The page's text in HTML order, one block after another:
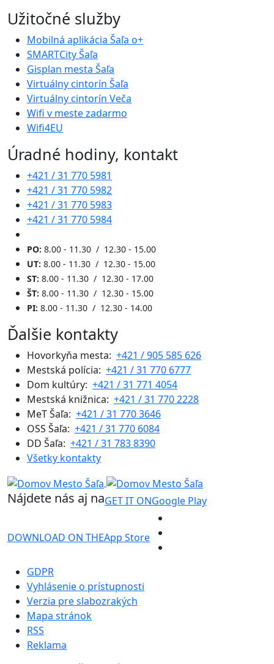
Užitočné služby
Mobilná aplikácia Šaľa o+
SMARTCity Šaľa
Gisplan mesta Šaľa
Virtuálny cintorín Šaľa
Virtuálny cintorín Veča
Wifi v meste zadarmo
Wifi4EU
Úradné hodiny, kontakt
+421 / 31 770 5981
+421 / 31 770 5982
+421 / 31 770 5983
+421 / 31 770 5984
PO: 8.00 - 11.30 / 12.30 - 15.00
UT: 8.00 - 11.30 / 12.30 - 15.00
ST: 8.00 - 11.30 / 12.30 - 17.00
ŠT: 8.00 - 11.30 / 12.30 - 15.00
PI: 8.00 - 11.30 / 12.30 - 14.00
Ďalšie kontakty
Hovorkyňa mesta: +421 / 905 585 626
Mestská polícia: +421 / 31 770 6777
Dom kultúry: +421 / 31 771 4054
Mestská knižnica: +421 / 31 770 2228
MeT Šaľa: +421 / 31 770 3646
OSS Šaľa: +421 / 31 770 6084
DD Šaľa: +421 / 31 783 8390
Všetky kontakty
Nájdete nás aj naGET IT ONGoogle Play
DOWNLOAD ON THEApp Store
GDPR
Vyhlásenie o prístupnosti
Verzia pre slabozrakých
Mapa stránok
RSS
Reklama